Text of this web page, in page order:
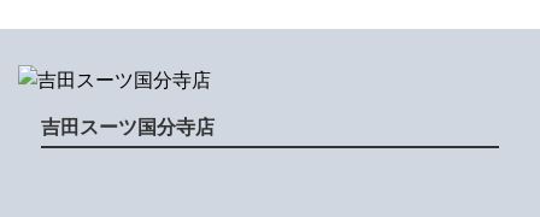
吉田スーツ国分寺店